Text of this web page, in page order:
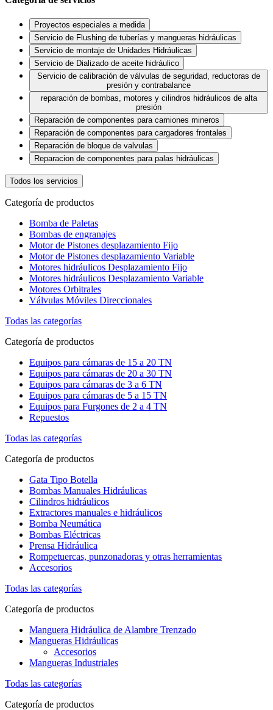
Proyectos especiales a medida
Servicio de Flushing de tuberías y mangueras hidráulicas
Servicio de montaje de Unidades Hidráulicas
Servicio de Dializado de aceite hidráulico
Servicio de calibración de válvulas de seguridad, reductoras de
presión y contrabalance
reparación de bombas, motores y cilindros hidráulicos de alta
presión
Reparación de componentes para camiones mineros
Reparación de componentes para cargadores frontales
Reparación de bloque de valvulas
Reparacion de componentes para palas hidráulicas
Todos los servicios
Categoría de productos
Bomba de Paletas
Bombas de engranajes
Motor de Pistones desplazamiento Fijo
Motor de Pistones desplazamiento Variable
Motores hidráulicos Desplazamiento Fijo
Motores hidráulicos Desplazamiento Variable
Motores Orbitrales
Válvulas Móviles Direccionales
Todas las categorías
Categoría de productos
Equipos para cámaras de 15 a 20 TN
Equipos para cámaras de 20 a 30 TN
Equipos para cámaras de 3 a 6 TN
Equipos para cámaras de 5 a 15 TN
Equipos para Furgones de 2 a 4 TN
Repuestos
Todas las categorías
Categoría de productos
Gata Tipo Botella
Bombas Manuales Hidráulicas
Cilindros hidráulicos
Extractores manuales e hidráulicos
Bomba Neumática
Bombas Eléctricas
Prensa Hidráulica
Rompetuercas, punzonadoras y otras herramientas
Accesorios
Todas las categorías
Categoría de productos
Manguera Hidráulica de Alambre Trenzado
Mangueras Hidráulicas
Accesorios
Mangueras Industriales
Todas las categorías
Categoría de productos